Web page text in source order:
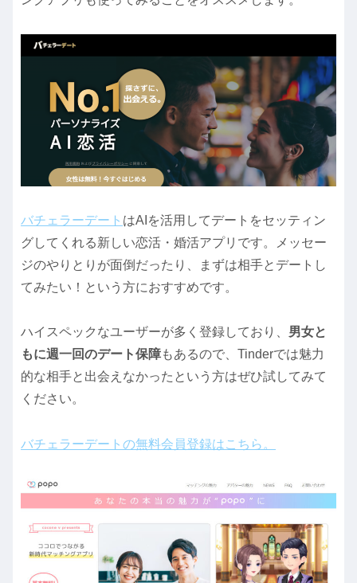
バチェラーデート はAIを活用してデートをセッティン
グしてくれる新しい恋活・婚活アプリです。メッセー
ジのやりとりが面倒だったり、まずは相手とデートし
てみたい！という方におすすめです。
ハイスペックなユーザーが多く登録しており、 男女と
もに週一回のデート保障もあるので、Tinderでは魅力
的な相手と出会えなかったという方はぜひ試してみて
ください。
バチェラーデートの無料会員登録はこちら。